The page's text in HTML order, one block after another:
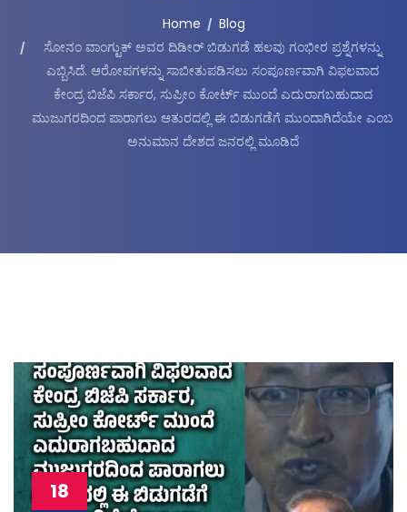
Home
Blog
ಸೋನಂ ವಾಂಗ್ಟುಕ್ ಅವರ ದಿಡೀ‌ರ್ ಬಿಡುಗಡೆ ಹಲವು ಗಂಭೀರ ಪ್ರಶ್ನೆಗಳನ್ನು
ಎಬ್ಬಿಸಿದೆ. ಆರೋಪಗಳನ್ನು ಸಾಬೀತುಪಡಿಸಲು ಸಂಪೂರ್ಣವಾಗಿ ವಿಫಲವಾದ
ಕೇಂದ್ರ ಬಿಜೆಪಿ ಸರ್ಕಾರ, ಸುಪ್ರೀಂ ಕೋರ್ಟ್ ಮುಂದೆ ಎದುರಾಗಬಹುದಾದ
ಮುಜುಗರದಿಂದ ಪಾರಾಗಲು ಆತುರದಲ್ಲಿ ಈ ಬಿಡುಗಡೆಗೆ ಮುಂದಾಗಿದೆಯೇ ಎಂಬ
ಅನುಮಾನ ದೇಶದ ಜನರಲ್ಲಿ ಮೂಡಿದೆ
18